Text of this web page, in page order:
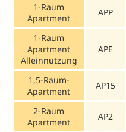
1-Raum
Apartment
APP
1-Raum
Apartment
Alleinnutzung
APE
1,5-Raum-
Apartment
AP15
2-Raum
Apartment
AP2